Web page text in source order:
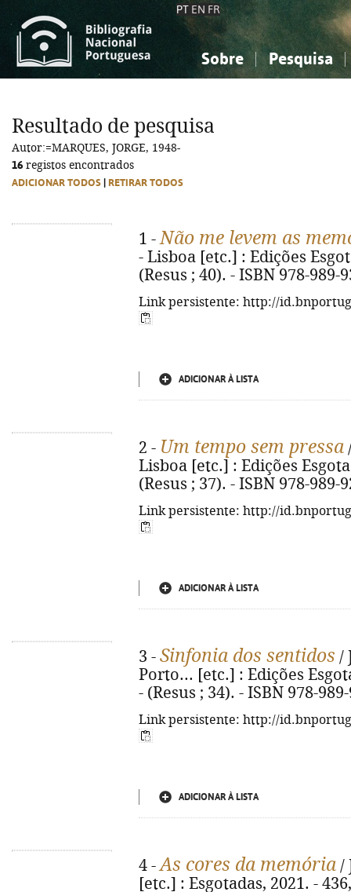
PT EN FR
Sobre Pesquisa
Ciências sociais...
Ciências sociais...
Resultado de pesquisa
Autor:=MARQUES, JORGE, 1948-
16 registos encontrados
ADICIONAR TODOS RETIRAR TODOS
1 -Não me levem as
- Lisboa [etc.] : Edições
(Resus ; 40). - ISBN 978-989-
Link persistente: http://
ADICIONAR À LISTA
2 - Um tempo sem pressa
Lisboa [etc.] : Edições
(Resus ; 37). - ISBN 978-989-
Link persistente: http://
ADICIONAR À LISTA
3 - Sinfonia dos sentidos /
Porto... [etc.] : Edições
- (Resus ; 34). - ISBN 978-
Link persistente: http://
ADICIONAR À LISTA
4 -As cores da memória /
[etc.] : Esgotadas, 2021. -